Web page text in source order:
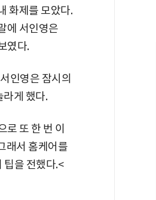
화제를 모았다.
에 서인영은
였다.
인영은 잠시의
게 했다.
또 한 번 이
래서 홈케어를
팁을 전했다.<